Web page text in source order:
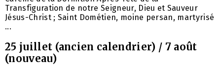
Transfiguration de notre Seigneur, Dieu et Sauveur
Jésus-Christ ; Saint Dométien, moine persan, martyrisé
...
25 juillet (ancien calendrier) / 7 août
(nouveau)